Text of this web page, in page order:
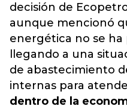
decisión de
aunque mencionó
energética no se ha
llegando a una
de abastecimiento
internas para
dentro de la